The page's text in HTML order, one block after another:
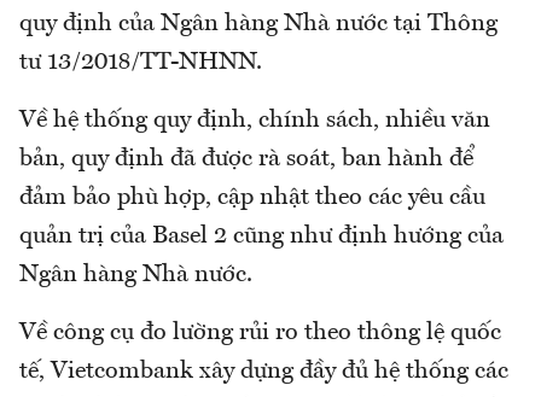
quy định của Ngân hàng Nhà nước tại Thông
tư 13/2018/TT-NHNN.
Về hệ thống quy định, chính sách, nhiều văn
bản, quy định đã được rà soát, ban hành để
đảm bảo phù hợp, cập nhật theo các yêu cầu
quản trị của Basel 2 cũng như định hướng của
Ngân hàng Nhà nước.
Về công cụ đo lường rủi ro theo thông lệ quốc
tế, Vietcombank xây dựng đầy đủ hệ thống các